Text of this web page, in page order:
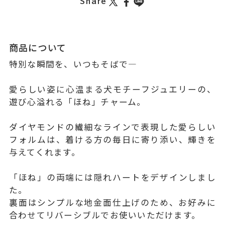
商品について
特別な瞬間を、いつもそばで―
愛らしい姿に心温まる犬モチーフジュエリーの、
遊び心溢れる「ほね」チャーム。
ダイヤモンドの繊細なラインで表現した愛らしい
フォルムは、着ける方の毎日に寄り添い、輝きを
与えてくれます。
「ほね」の両端には隠れハートをデザインしまし
た。
裏面はシンプルな地金面仕上げのため、お好みに
合わせてリバーシブルでお使いいただけます。